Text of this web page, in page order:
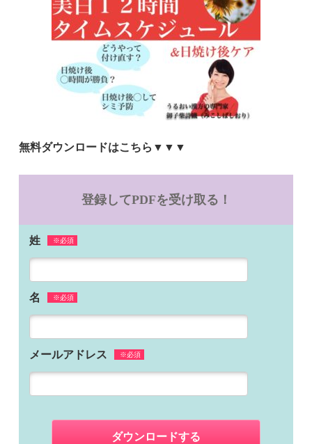
無料ダウンロードはこちら▼▼▼
登録してPDFを受け取る！
姓 ※必須
名 ※必須
メールアドレス ※必須